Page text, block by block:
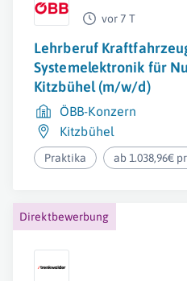
vor 7 T
Lehrberuf
Systemelektronik für
Kitzbühel (m/w/d)
ÖBB-Konzern
Kitzbühel
Praktika ab 1.038,96€
Direktbewerbung